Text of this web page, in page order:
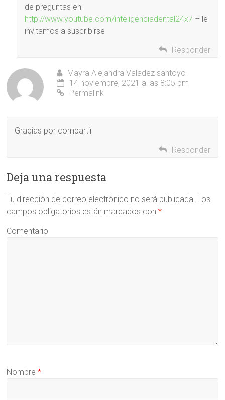
de preguntas en
http://www.youtube.com/inteligenciadental24x7 – le
invitamos a suscribirse
Responder
Mayra Alejandra Valadez santoyo
14 noviembre, 2021 a las 8:05 pm
Permalink
Gracias por compartir
Responder
Deja una respuesta
Tu dirección de correo electrónico no será publicada. Los
campos obligatorios están marcados con*
Comentario
Nombre*